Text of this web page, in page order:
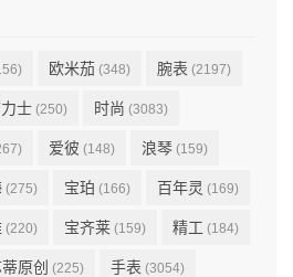
欧米茄 (348) 腕表 (2197)
士 (250) 时尚 (3083)
爱彼 (148) 浪琴 (159)
(275) 宝珀 (166) 百年灵 (169)
(220) 宝齐莱 (159) 精工 (184)
原创 (225) 手表 (3054)